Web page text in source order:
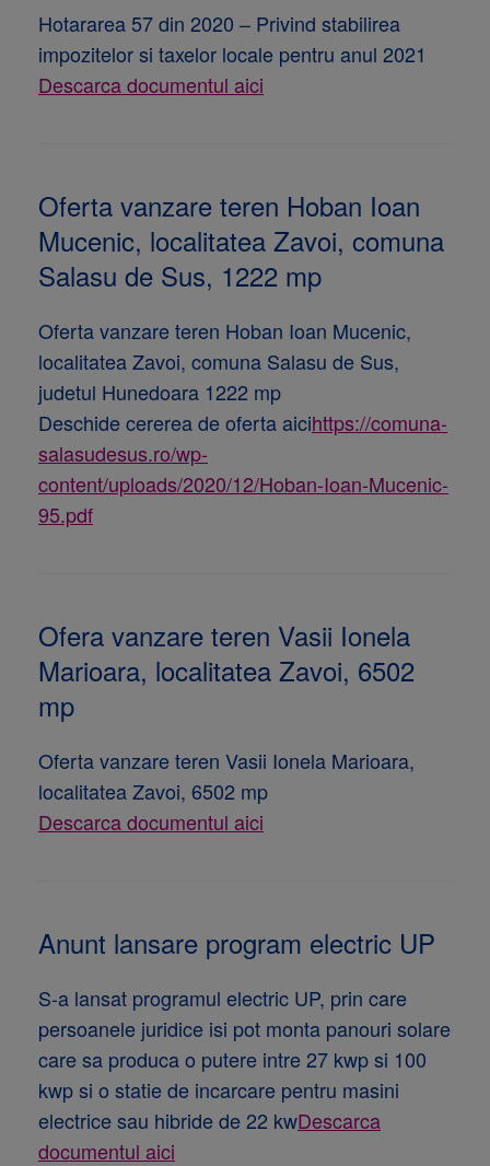
Hotararea 57 din 2020 – Privind stabilirea
impozitelor si taxelor locale pentru anul 2021
Descarca documentul aici
Oferta vanzare teren Hoban Ioan
Mucenic, localitatea Zavoi, comuna
Salasu de Sus, 1222 mp
Oferta vanzare teren Hoban Ioan Mucenic,
localitatea Zavoi, comuna Salasu de Sus,
judetul Hunedoara 1222 mp
Deschide cererea de oferta aicihttps://comuna-
salasudesus.ro/wp-
content/uploads/2020/12/Hoban-Ioan-Mucenic-
95.pdf
Ofera vanzare teren Vasii Ionela
Marioara, localitatea Zavoi, 6502
mp
Oferta vanzare teren Vasii Ionela Marioara,
localitatea Zavoi, 6502 mp
Descarca documentul aici
Anunt lansare program electric UP
S-a lansat programul electric UP, prin care
persoanele juridice isi pot monta panouri solare
care sa produca o putere intre 27 kwp si 100
kwp si o statie de incarcare pentru masini
electrice sau hibride de 22 kwDescarca
documentul aici